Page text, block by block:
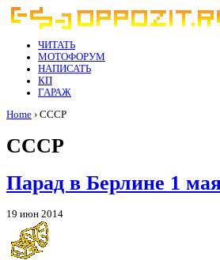
ЧИТАТЬ
МОТОФОРУМ
НАПИСАТЬ
КП
ГАРАЖ
Home › СССР
СССР
Парад в Берлине 1
19 июн 2014